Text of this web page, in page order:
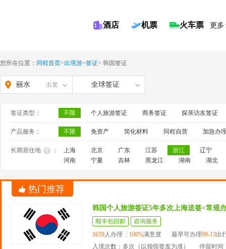
酒店 机票 火车票 更多
您所在位置： 同程首页>出境游>签证> 韩国签证
丽水 出发 全球签证
签证类型： 不限 个人旅游签证 商务签证 探亲访友签证
产品服务： 不限 免资产 简化材料 同程自营 加急办
长期居住地 ： 上海 北京 广东 江苏 浙江
辽宁
河南
宁夏 吉林 黑龙江 湖南 湖北
热门推荐
韩国个人旅游签证5年多次上海送签<常规
顺丰包回邮
咨询服务
1659人办理 100%满意度 最早可办理09-13出
入境次数：多次（以领馆签发为准）
停留时间